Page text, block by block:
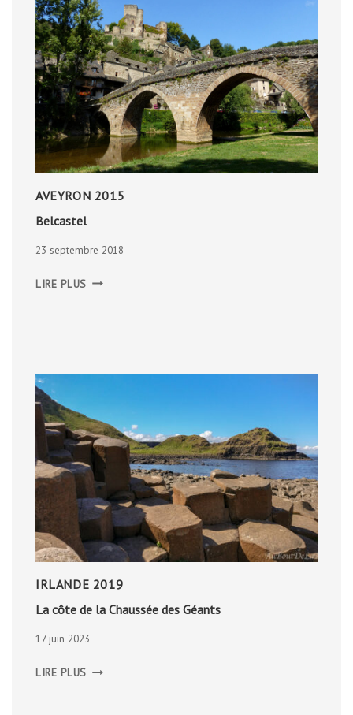
AVEYRON 2015
Belcastel
23 septembre 2018
LIRE PLUS
IRLANDE 2019
La côte de la Chaussée des Géants
17 juin 2023
LIRE PLUS CÔTE